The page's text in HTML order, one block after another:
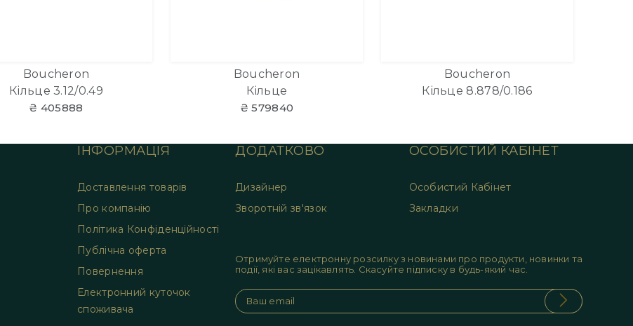
Boucheron
Кільце 3.12/0.49
₴ 405888
Boucheron
Кільце
₴ 579840
Boucheron
Кільце 8.878/0.186
ІНФОРМАЦІЯ
Доставлення товарів
Про компанію
Політика Конфіденційності
Публічна оферта
Повернення
Електронний куточок
споживача
ДОДАТКОВО
Дизайнер
Зворотній зв'язок
ОСОБИСТИЙ КАБІНЕТ
Особистий Кабінет
Закладки
Отримуйте електронну розсилку з новинами про продукти, новинки та
події, які вас зацікавлять. Скасуйте підписку в будь-який час.